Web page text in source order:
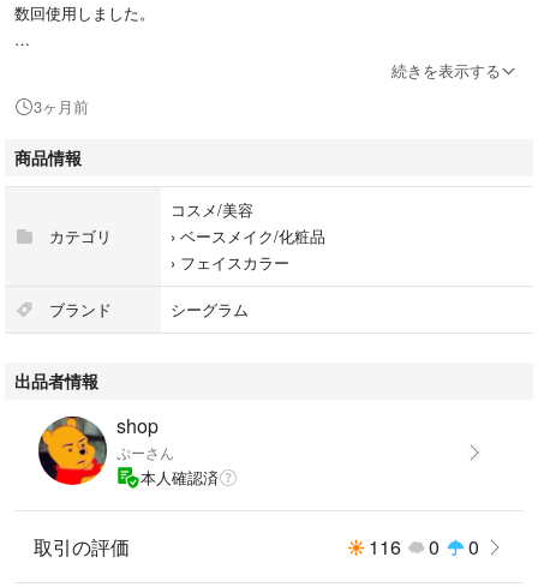
数回使用しました。
プチプチにくるんで発送致します。
自宅保管のため、神経質な方は御遠慮ください。 質問もお気軽にどうぞ
☺︎
値下げは考えていませんm(_ _)m
個人で保管していたものなので神経質な方は御遠慮ください。
続きを表示する
3ヶ月前
商品情報
カテゴリ
コスメ/美容
› ベースメイク/化粧品
› フェイスカラー
ブランド シーグラム
出品者情報
shop
ぷーさん
本人確認済
取引の評価 116 0 0